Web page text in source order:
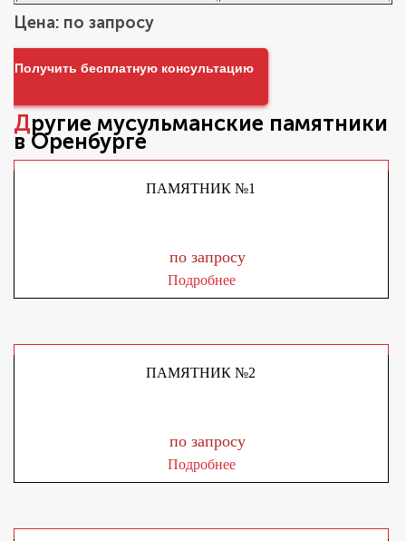
Цена: по запросу
Получить бесплатную консультацию
Другие мусульманские памятники
в Оренбурге
ПАМЯТНИК №1
по запросу
Подробнее
ПАМЯТНИК №2
по запросу
Подробнее